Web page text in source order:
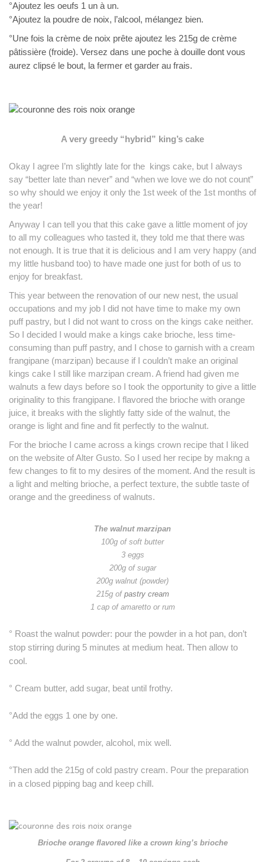
°Ajoutez les oeufs 1 un à un.
°Ajoutez la poudre de noix, l’alcool, mélangez bien.
°Une fois la crème de noix prête ajoutez les 215g de crème
pâtissière (froide). Versez dans une poche à douille dont vous
aurez clipsé le bout, la fermer et garder au frais.
A very greedy “hybrid” king’s cake
Okay I agree I’m slightly late for the kings cake, but I always
say “better late than never” and “when we love we do not count”
so why should we enjoy it only the 1st week of the 1st months of
the year!
Anyway I can tell you that this cake gave a little moment of joy
to all my colleagues who tasted it, they told me that there was
not enough. It is true that it is delicious and I am very happy (and
my little husband too) to have made one just for both of us to
enjoy for breakfast.
This year between the renovation of our new nest, the usual
occupations and my job I did not have time to make my own
puff pastry, but I did not want to cross on the kings cake neither.
So I decided I would make a kings cake brioche, less time-
consuming than puff pastry, and I chose to garnish with a cream
frangipane (marzipan) because if I couldn’t make an original
kings cake I still like marzipan cream. A friend had given me
walnuts a few days before so I took the opportunity to give a little
originality to this frangipane. I flavored the brioche with orange
juice, it breaks with the slightly fatty side of the walnut, the
orange is light and fine and fit perfectly to the walnut.
For the brioche I came across a kings crown recipe that I liked
on the website of Alter Gusto. So I used her recipe by makng a
few changes to fit to my desires of the moment. And the result is
a light and melting brioche, a perfect texture, the subtle taste of
orange and the greediness of walnuts.
The walnut marzipan
100g of soft butter
3 eggs
200g of sugar
200g walnut (powder)
215g of pastry cream
1 cap of amaretto or rum
° Roast the walnut powder: pour the powder in a hot pan, don’t
stop stirring during 5 minutes at medium heat. Then allow to
cool.
° Cream butter, add sugar, beat until frothy.
°Add the eggs 1 one by one.
° Add the walnut powder, alcohol, mix well.
°Then add the 215g of cold pastry cream. Pour the preparation
in a closed pipping bag and keep chill.
Brioche orange flavored like a crown king’s brioche